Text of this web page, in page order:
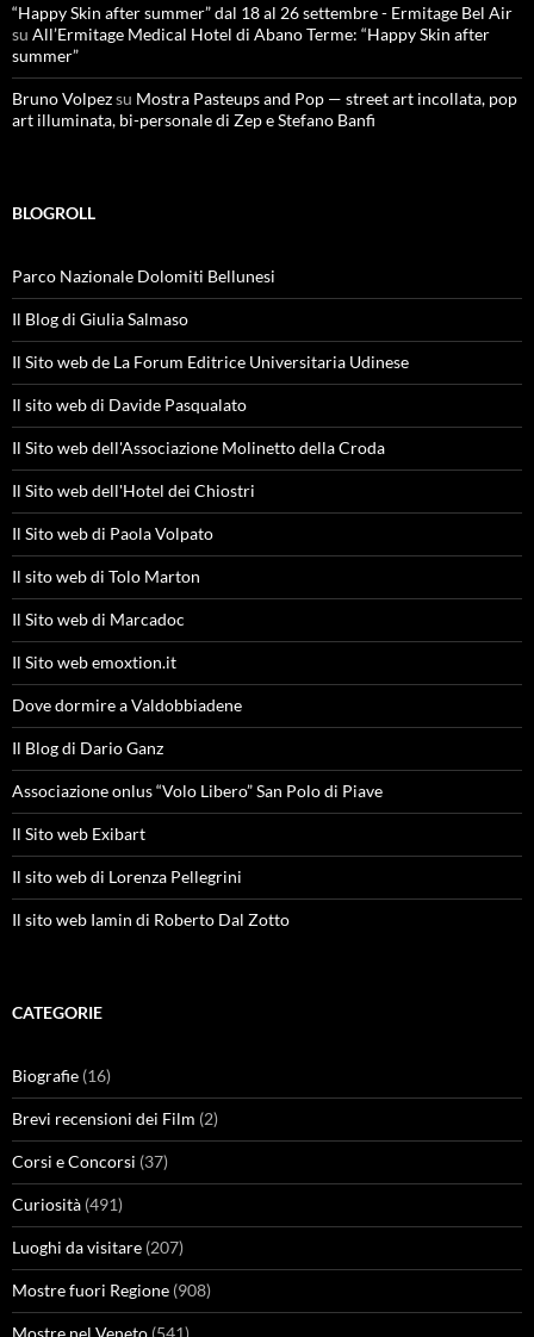
“Happy Skin after summer” dal 18 al 26 settembre - Ermitage Bel Air
su All’Ermitage Medical Hotel di Abano Terme: “Happy Skin after
summer”
Bruno Volpezsu Mostra Pasteups and Pop — street art incollata, pop
art illuminata, bi-personale di Zep e Stefano Banfi
BLOGROLL
Parco Nazionale Dolomiti Bellunesi
Il Blog di Giulia Salmaso
Il Sito web de La Forum Editrice Universitaria Udinese
Il sito web di Davide Pasqualato
Il Sito web dell'Associazione Molinetto della Croda
Il Sito web dell'Hotel dei Chiostri
Il Sito web di Paola Volpato
Il sito web di Tolo Marton
Il Sito web di Marcadoc
Il Sito web emoxtion.it
Dove dormire a Valdobbiadene
Il Blog di Dario Ganz
Associazione onlus “Volo Libero” San Polo di Piave
Il Sito web Exibart
Il sito web di Lorenza Pellegrini
Il sito web Iamin di Roberto Dal Zotto
CATEGORIE
Biografie (16)
Brevi recensioni dei Film (2)
Corsi e Concorsi (37)
Curiosità (491)
Luoghi da visitare (207)
Mostre fuori Regione (908)
Mostre nel Veneto (541)